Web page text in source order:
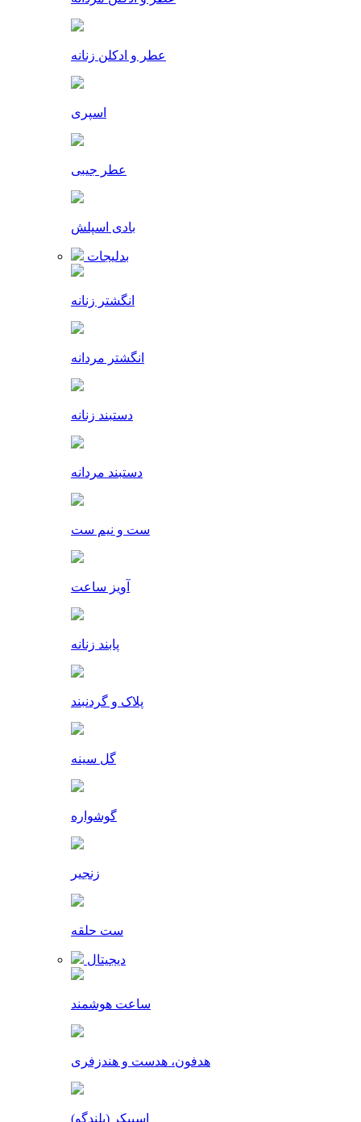
عطر و ادکلن زنانه
اسپری
عطر جیبی
بادی اسپلش
بدلیجات
انگشتر زنانه
انگشتر مردانه
دستبند زنانه
دستبند مردانه
ست و نیم ست
آویز ساعت
پابند زنانه
پلاک و گردنبند
گل سینه
گوشواره
زنجیر
ست حلقه
دیجیتال
ساعت هوشمند
هدفون، هدست و هندزفری
اسپیکر (بلندگو)